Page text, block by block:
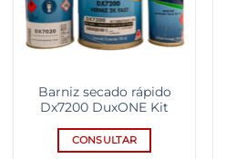
Barniz secado rápido
Dx7200 DuxONE Kit
CONSULTAR